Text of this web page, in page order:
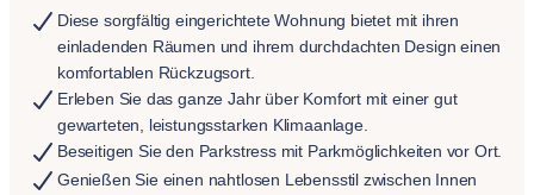
Diese sorgfältig eingerichtete Wohnung bietet mit ihren
einladenden Räumen und ihrem durchdachten Design einen
komfortablen Rückzugsort.
Erleben Sie das ganze Jahr über Komfort mit einer gut
gewarteten, leistungsstarken Klimaanlage.
Beseitigen Sie den Parkstress mit Parkmöglichkeiten vor Ort.
Genießen Sie einen nahtlosen Lebensstil zwischen Innen